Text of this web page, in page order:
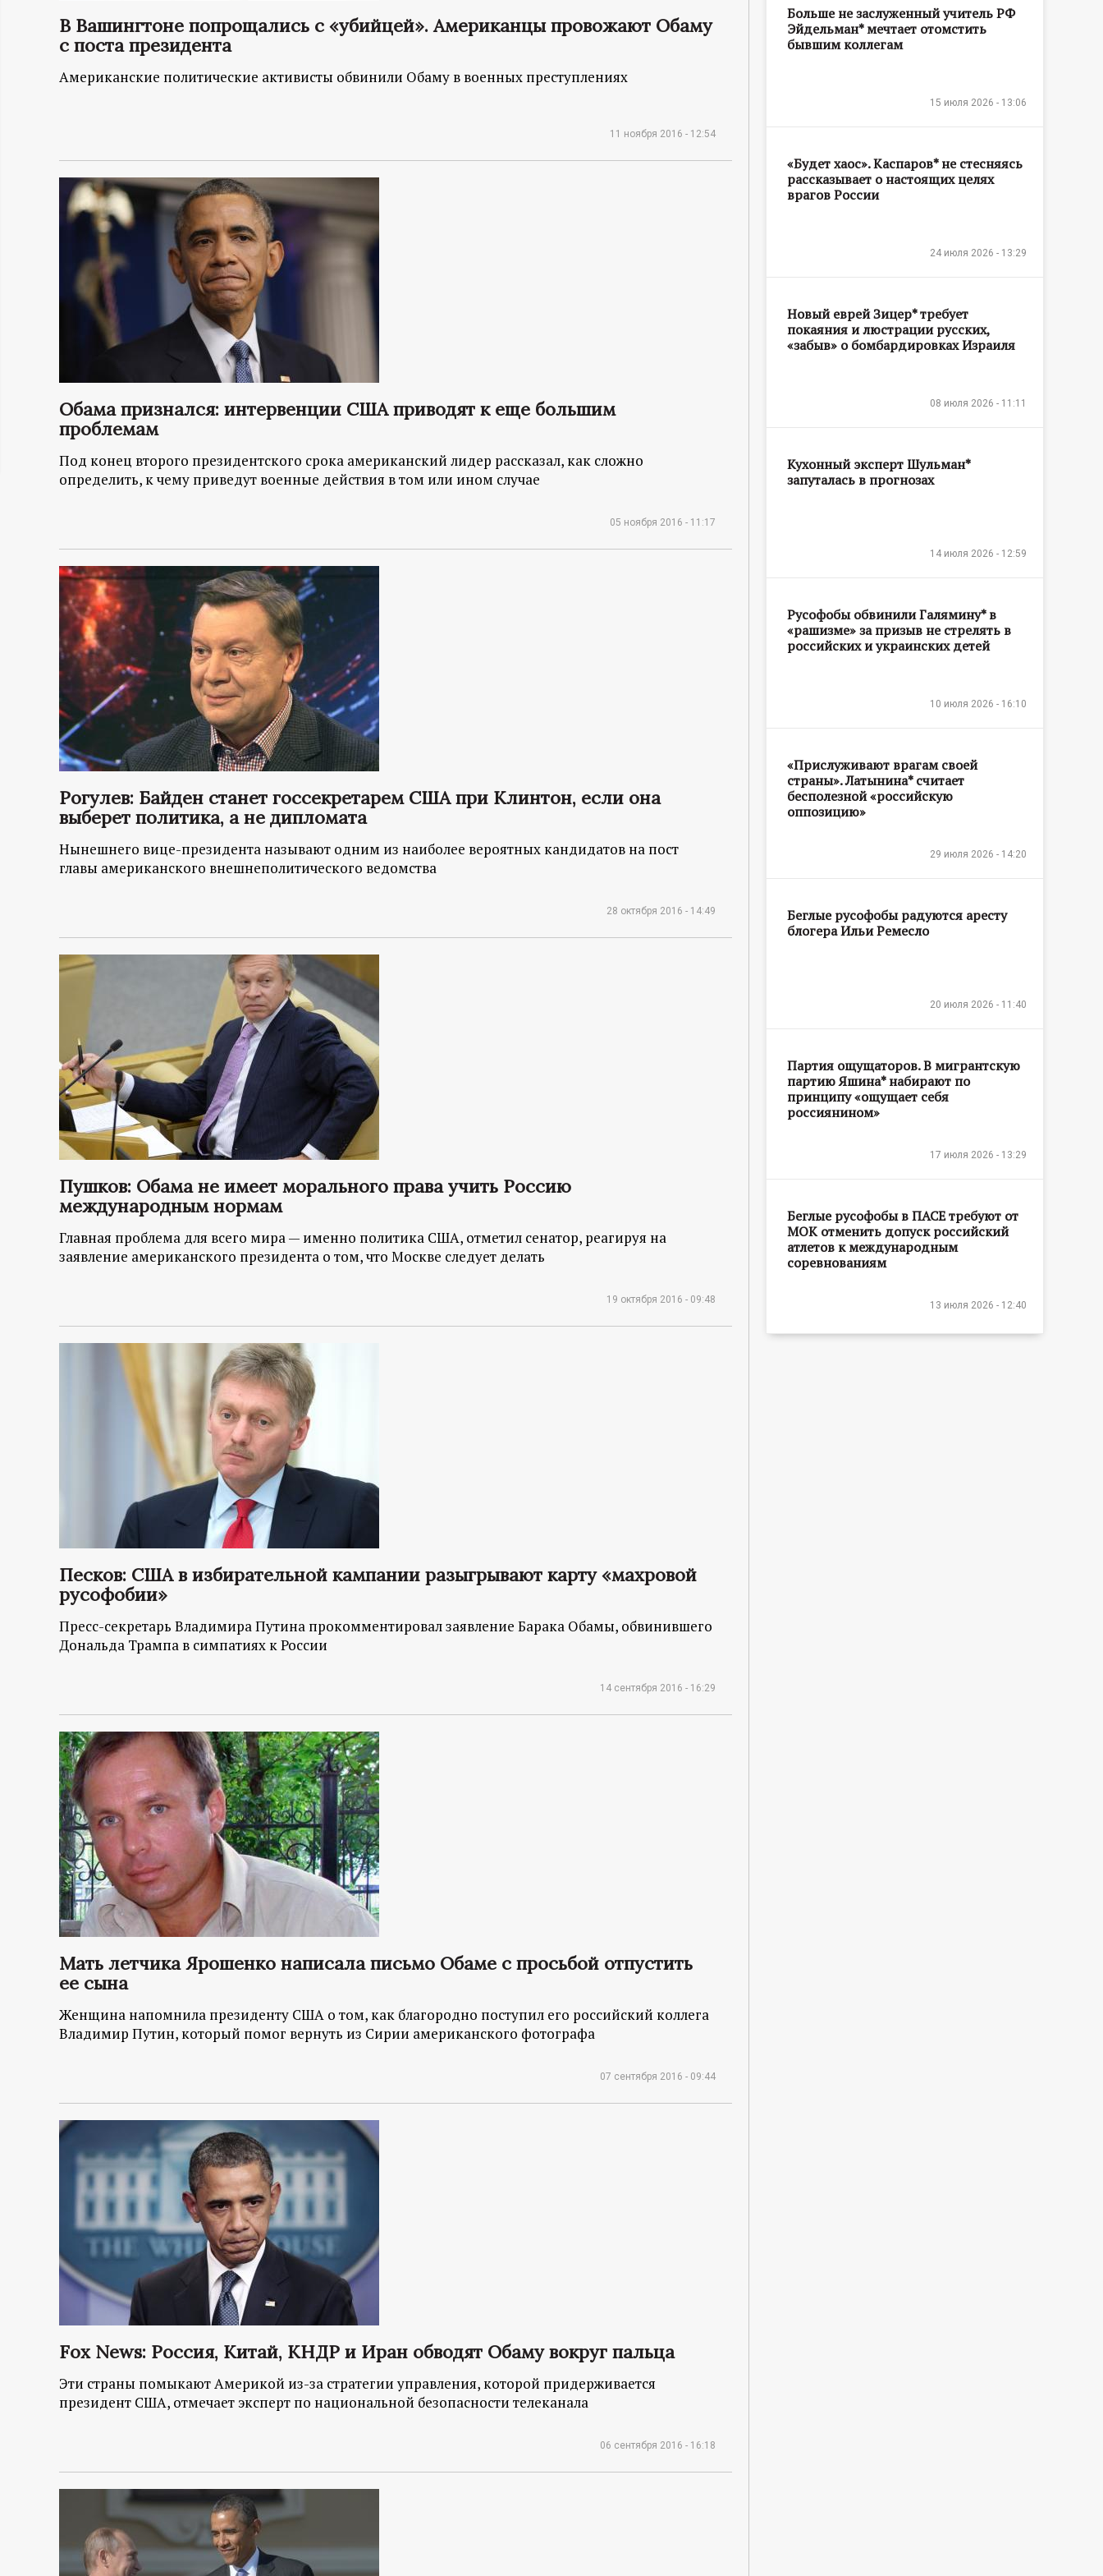
Н
-
н
ф
ц
и
о
н
ы
й
п
о
р
т
а
л
В Вашингтоне попрощались с «убийцей». Американцы провожают Обаму
с поста президента
Американские политические активисты обвинили Обаму в военных преступлениях
11 ноября 2016 - 12:54
Обама признался: интервенции США приводят к еще большим
проблемам
Под конец второго президентского срока американский лидер рассказал, как сложно
определить, к чему приведут военные действия в том или ином случае
05 ноября 2016 - 11:17
Рогулев: Байден станет госсекретарем США при Клинтон, если она
выберет политика, а не дипломата
Нынешнего вице-президента называют одним из наиболее вероятных кандидатов на пост
главы американского внешнеполитического ведомства
28 октября 2016 - 14:49
Пушков: Обама не имеет морального права учить Россию
международным нормам
Главная проблема для всего мира — именно политика США, отметил сенатор, реагируя на
заявление американского президента о том, что Москве следует делать
19 октября 2016 - 09:48
Песков: США в избирательной кампании разыгрывают карту «махровой
русофобии»
Пресс-секретарь Владимира Путина прокомментировал заявление Барака Обамы, обвинившего
Дональда Трампа в симпатиях к России
14 сентября 2016 - 16:29
Мать летчика Ярошенко написала письмо Обаме с просьбой отпустить
ее сына
Женщина напомнила президенту США о том, как благородно поступил его российский коллега
Владимир Путин, который помог вернуть из Сирии американского фотографа
07 сентября 2016 - 09:44
Fox News: Россия, Китай, КНДР и Иран обводят Обаму вокруг пальца
Эти страны помыкают Америкой из-за стратегии управления, которой придерживается
президент США, отмечает эксперт по национальной безопасности телеканала
06 сентября 2016 - 16:18
Больше не заслуженный учитель РФ
Эйдельман* мечтает отомстить
бывшим коллегам
15 июля 2026 - 13:06
«Будет хаос». Каспаров* не стесняясь
рассказывает о настоящих целях
врагов России
24 июля 2026 - 13:29
Новый еврей Зицер* требует
покаяния и люстрации русских,
«забыв» о бомбардировках Израиля
08 июля 2026 - 11:11
Кухонный эксперт Шульман*
запуталась в прогнозах
14 июля 2026 - 12:59
Русофобы обвинили Галямину* в
«рашизме» за призыв не стрелять в
российских и украинских детей
10 июля 2026 - 16:10
«Прислуживают врагам своей
страны». Латынина* считает
бесполезной «российскую
оппозицию»
29 июля 2026 - 14:20
Беглые русофобы радуются аресту
блогера Ильи Ремесло
20 июля 2026 - 11:40
Партия ощущаторов. В мигрантскую
партию Яшина* набирают по
принципу «ощущает себя
россиянином»
17 июля 2026 - 13:29
Беглые русофобы в ПАСЕ требуют от
МОК отменить допуск российский
атлетов к международным
соревнованиям
13 июля 2026 - 12:40